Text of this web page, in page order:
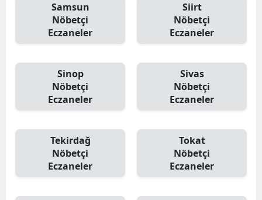
Samsun
Nöbetçi
Eczaneler
Siirt
Nöbetçi
Eczaneler
Sinop
Nöbetçi
Eczaneler
Sivas
Nöbetçi
Eczaneler
Tekirdağ
Nöbetçi
Eczaneler
Tokat
Nöbetçi
Eczaneler